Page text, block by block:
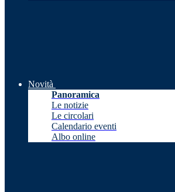
Novità
Panoramica
Le notizie
Le circolari
Calendario eventi
Albo online